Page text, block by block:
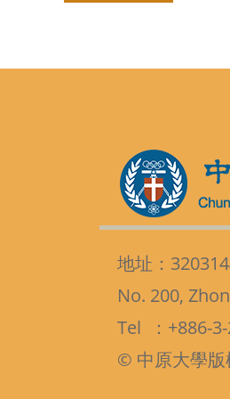
地址：
No. 200,
Tel ：+886-
© 中原大學版